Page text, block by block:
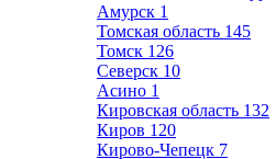
Амурск 1
Томская область 145
Томск 126
Северск 10
Асино 1
Кировская область 132
Киров 120
Кирово-Чепецк 7